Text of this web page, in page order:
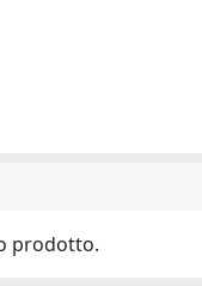
prodotto.